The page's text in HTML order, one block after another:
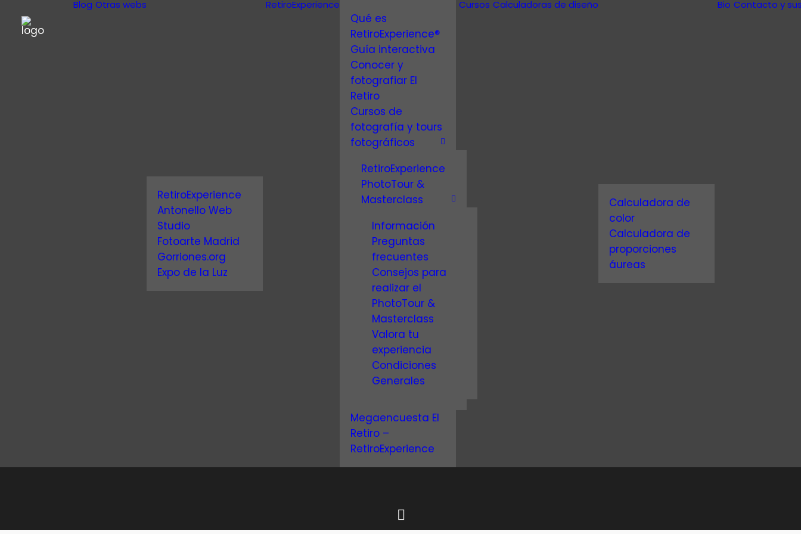
Blog Otras webs
RetiroExperience
Antonello Web
Studio
Fotoarte Madrid
Gorriones.org
Expo de la Luz
RetiroExperience
Qué es
RetiroExperience®
Guía interactiva
Conocer y
fotografiar El
Retiro
Cursos de
fotografía y tours
fotográficos
RetiroExperience
PhotoTour &
Masterclass
Información
Preguntas
frecuentes
Consejos para
realizar el
PhotoTour &
Masterclass
Valora tu
experiencia
Condiciones
Generales
Megaencuesta El
Retiro –
RetiroExperience
Cursos Calculadoras de diseño
Calculadora de
color
Calculadora de
proporciones
áureas
Bio Contacto y
Patrimonio Mundial